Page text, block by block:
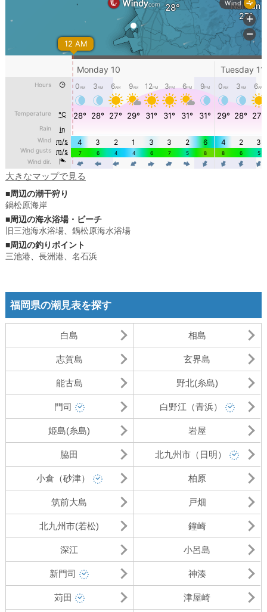
大きなマップで見る
■周辺の潮干狩り
鍋松原海岸
■周辺の海水浴場・ビーチ
旧三池海水浴場、 鍋松原海水浴場
■周辺の釣りポイント
三池港
長洲港 名石浜
福岡県の潮見表を探す
白島 相島
志賀島 玄界島
能古島 野北(糸島)
門司 白野江（青浜）
姫島(糸島) 岩屋
脇田 北九州市（日明）
小倉（砂津） 柏原
筑前大島 戸畑
北九州市(若松) 鐘崎
深江 小呂島
新門司 神湊
苅田 津屋崎